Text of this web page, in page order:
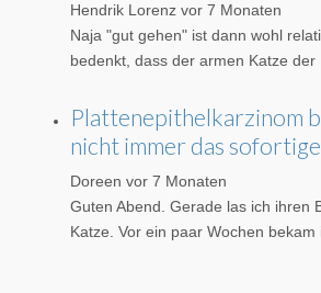
Hendrik Lorenz vor 7 Monaten
Naja "gut gehen" ist dann wohl
bedenkt, dass der armen Katze der
Plattenepithelkarzinom
nicht immer das
Doreen vor 7 Monaten
Guten Abend. Gerade las ich ihren
Katze. Vor ein paar Wochen bekam